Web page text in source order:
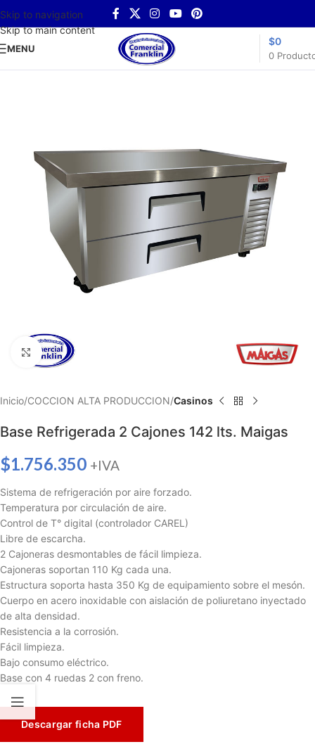
Skip to navigation
Skip to main content
MENU
0
$0
Haga clic para ampliar
Inicio COCCION ALTA PRODUCCION Casinos
Base Refrigerada 2 Cajones 142 lts. Maigas
$1.756.350 +IVA
Sistema de refrigeración por aire forzado.
Temperatura por circulación de aire.
Control de T° digital (controlador CAREL)
Libre de escarcha.
2 Cajoneras desmontables de fácil limpieza.
Cajoneras soportan 110 Kg cada una.
Estructura soporta hasta 350 Kg de equipamiento sobre el mesón.
Cuerpo en acero inoxidable con aislación de poliuretano inyectado
de alta densidad.
Resistencia a la corrosión.
Fácil limpieza.
Bajo consumo eléctrico.
Base con 4 ruedas 2 con freno.
Descargar ficha PDF